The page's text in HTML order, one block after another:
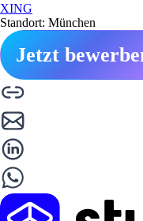
XING
Standort: München
Jetzt